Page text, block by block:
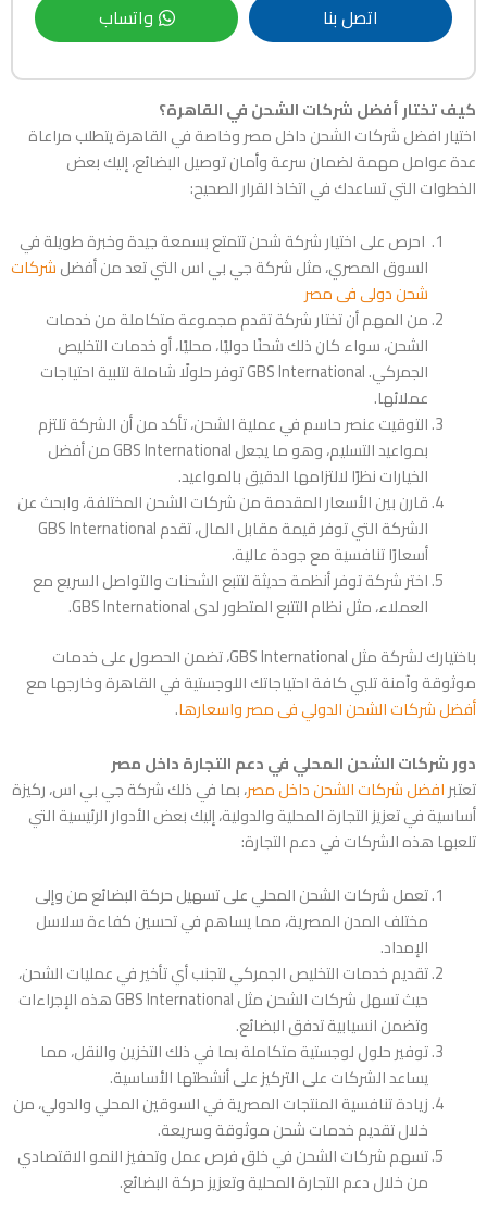
اتصل بنا واتساب
كيف تختار أفضل شركات الشحن في القاهرة؟
اختيار افضل شركات الشحن داخل مصر وخاصة في القاهرة يتطلب مراعاة
عدة عوامل مهمة لضمان سرعة وأمان توصيل البضائع، إليك بعض
الخطوات التي تساعدك في اتخاذ القرار الصحيح:
احرص على اختيار شركة شحن تتمتع بسمعة جيدة وخبرة طويلة في
السوق المصري، مثل شركة جي بي اس التي تعد من أفضلشركات
شحن دولى فى مصر
من المهم أن تختار شركة تقدم مجموعة متكاملة من خدمات
الشحن، سواء كان ذلك شحنًا دوليًا، محليًا، أو خدمات التخليص
الجمركي. GBS International توفر حلولًا شاملة لتلبية احتياجات
عملائها.
التوقيت عنصر حاسم في عملية الشحن، تأكد من أن الشركة تلتزم
بمواعيد التسليم، وهو ما يجعل GBS International من أفضل
الخيارات نظرًا لالتزامها الدقيق بالمواعيد.
قارن بين الأسعار المقدمة من شركات الشحن المختلفة، وابحث عن
الشركة التي توفر قيمة مقابل المال، تقدم GBS International
أسعارًا تنافسية مع جودة عالية.
اختر شركة توفر أنظمة حديثة لتتبع الشحنات والتواصل السريع مع
العملاء، مثل نظام التتبع المتطور لدى GBS International.
باختيارك لشركة مثل GBS International، تضمن الحصول على خدمات
موثوقة وآمنة تلبي كافة احتياجاتك اللوجستية في القاهرة وخارجها مع
أفضل شركات الشحن الدولي فى مصر واسعارها.
دور شركات الشحن المحلي في دعم التجارة داخل مصر
تعتبرافضل شركات الشحن داخل مصر، بما في ذلك شركة جي بي اس، ركيزة
أساسية في تعزيز التجارة المحلية والدولية، إليك بعض الأدوار الرئيسية التي
تلعبها هذه الشركات في دعم التجارة:
تعمل شركات الشحن المحلي على تسهيل حركة البضائع من وإلى
مختلف المدن المصرية، مما يساهم في تحسين كفاءة سلاسل
الإمداد.
تقديم خدمات التخليص الجمركي لتجنب أي تأخير في عمليات الشحن،
حيث تسهل شركات الشحن مثل GBS International هذه الإجراءات
وتضمن انسيابية تدفق البضائع.
توفير حلول لوجستية متكاملة بما في ذلك التخزين والنقل، مما
يساعد الشركات على التركيز على أنشطتها الأساسية.
زيادة تنافسية المنتجات المصرية في السوقين المحلي والدولي، من
خلال تقديم خدمات شحن موثوقة وسريعة.
تسهم شركات الشحن في خلق فرص عمل وتحفيز النمو الاقتصادي
من خلال دعم التجارة المحلية وتعزيز حركة البضائع.